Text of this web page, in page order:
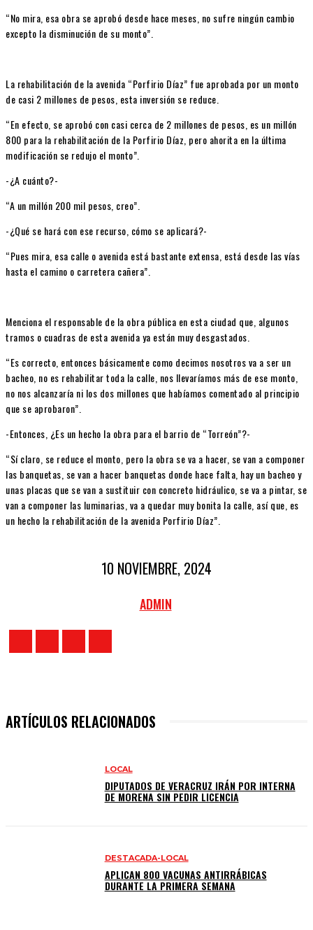
“No mira, esa obra se aprobó desde hace meses, no sufre ningún cambio
excepto la disminución de su monto”.
La rehabilitación de la avenida “Porfirio Díaz” fue aprobada por un monto
de casi 2 millones de pesos, esta inversión se reduce.
“En efecto, se aprobó con casi cerca de 2 millones de pesos, es un millón
800 para la rehabilitación de la Porfirio Díaz, pero ahorita en la última
modificación se redujo el monto”.
-¿A cuánto?-
“A un millón 200 mil pesos, creo”.
-¿Qué se hará con ese recurso, cómo se aplicará?-
“Pues mira, esa calle o avenida está bastante extensa, está desde las vías
hasta el camino o carretera cañera”.
Menciona el responsable de la obra pública en esta ciudad que, algunos
tramos o cuadras de esta avenida ya están muy desgastados.
“Es correcto, entonces básicamente como decimos nosotros va a ser un
bacheo, no es rehabilitar toda la calle, nos llevaríamos más de ese monto,
no nos alcanzaría ni los dos millones que habíamos comentado al principio
que se aprobaron”.
-Entonces, ¿Es un hecho la obra para el barrio de “Torreón”?-
“Sí claro, se reduce el monto, pero la obra se va a hacer, se van a componer
las banquetas, se van a hacer banquetas donde hace falta, hay un bacheo y
unas placas que se van a sustituir con concreto hidráulico, se va a pintar, se
van a componer las luminarias, va a quedar muy bonita la calle, así que, es
un hecho la rehabilitación de la avenida Porfirio Díaz”.
10 NOVIEMBRE, 2024
ADMIN
ARTÍCULOS RELACIONADOS
LOCAL
DIPUTADOS DE VERACRUZ IRÁN POR INTERNA
DE MORENA SIN PEDIR LICENCIA
DESTACADA-LOCAL
APLICAN 800 VACUNAS ANTIRRÁBICAS
DURANTE LA PRIMERA SEMANA